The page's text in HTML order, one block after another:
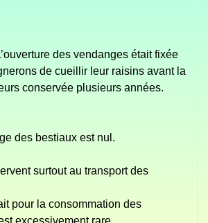
des vendanges était fixée
de cueillir leur raisins avant la
conservée plusieurs années.
des bestiaux est nul.
surtout au transport des
pour la consommation des